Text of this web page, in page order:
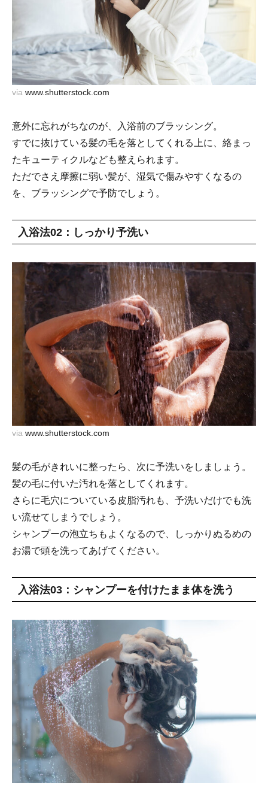
via www.shutterstock.com
意外に忘れがちなのが、入浴前のブラッシング。
すでに抜けている髪の毛を落としてくれる上に、絡まっ
たキューティクルなども整えられます。
ただでさえ摩擦に弱い髪が、湿気で傷みやすくなるの
を、ブラッシングで予防でしょう。
入浴法02：しっかり予洗い
via www.shutterstock.com
髪の毛がきれいに整ったら、次に予洗いをしましょう。
髪の毛に付いた汚れを落としてくれます。
さらに毛穴についている皮脂汚れも、予洗いだけでも洗
い流せてしまうでしょう。
シャンプーの泡立ちもよくなるので、しっかりぬるめの
お湯で頭を洗ってあげてください。
入浴法03：シャンプーを付けたまま体を洗う